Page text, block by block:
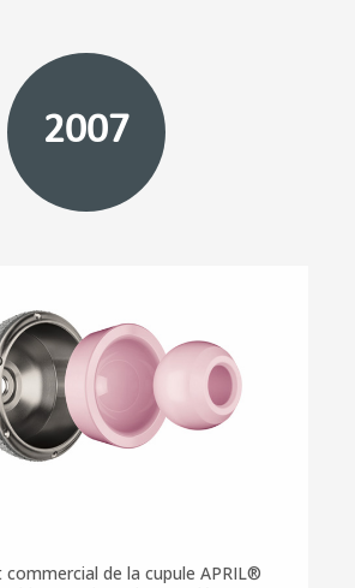
2007
commercial de la cupule APRIL®